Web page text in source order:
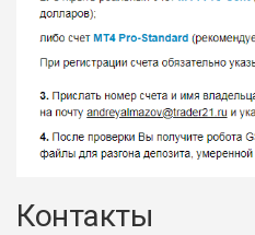
БЮДЖЕТ: НИЗКИЙ
Контакты